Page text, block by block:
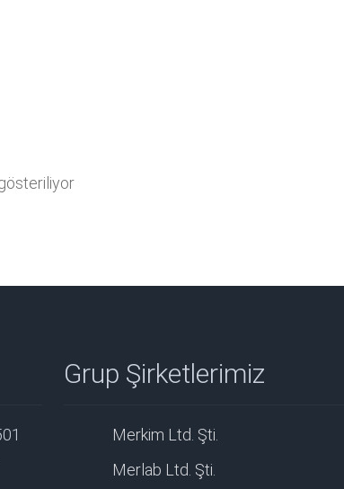
Grup Şirketlerimiz
Merkim Ltd. Şti.
Merlab Ltd. Şti.